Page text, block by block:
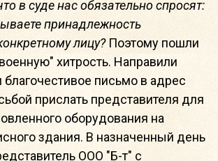
в суде нас обязательно спросят:
принадлежность
лицу? Поэтому пошли
хитрость. Направили
письмо в адрес
прислать представителя для
оборудования на
здания. В назначенный день
ООО "Б-т" с